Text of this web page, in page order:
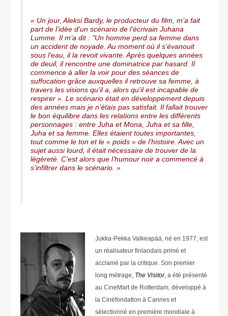
« Un jour, Aleksi Bardy, le producteur du film, m’a fait
part de l’idée d’un scénario de l’écrivain Juhana
Lumme. Il m’a dit : "Un homme perd sa femme dans
un accident de noyade. Au moment où il s’évanouit
sous l’eau, il la revoit vivante. Après quelques années
de deuil, il rencontre une dominatrice par hasard. Il
commence à aller la voir pour des séances de
suffocation grâce auxquelles il retrouve sa femme, à
travers les visions qu’il a, alors qu’il est incapable de
respirer ». Le scénario était en développement depuis
des années mais je n’étais pas satisfait. Il fallait trouver
le bon équilibre dans les relations entre les différents
personnages : entre Juha et Mona, Juha et sa fille,
Juha et sa femme. Elles étaient toutes importantes,
tout comme le ton et le « poids » de l’histoire. Avec un
sujet aussi lourd, il était nécessaire de trouver de la
légèreté. C’est alors que l’humour noir a commencé à
s’infiltrer dans le scénario. »
Jukka-Pekka Valkeapää, né en 1977, est
un réalisateur finlandais primé et
acclamé par la critique. Son premier
long métrage, The Visitor, a été présenté
au CineMart de Rotterdam, développé à
la Cinéfondation à Cannes et
sélectionné en première mondiale à